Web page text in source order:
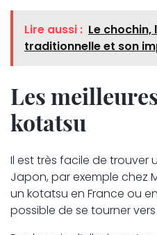
Lire aussi : Le
traditionnelle et son
Les
kotatsu
Il est très facile de
Japon, par exemple chez
un kotatsu en France ou
possible de se tourner